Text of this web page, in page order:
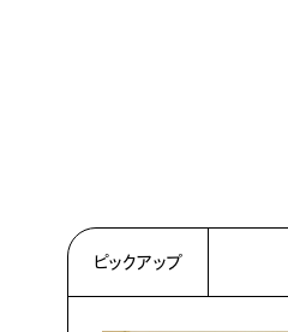
ピックアップ